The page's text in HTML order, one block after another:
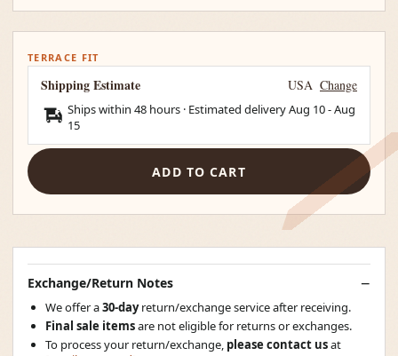
TERRACE FIT
Shipping Estimate USA Change
Ships within 48 hours · Estimated deliveryAug 10-Aug
15
ADD TO CART
Exchange/Return Notes
We offer a30-dayreturn/exchange service after receiving.
Final sale itemsare not eligible for returns or exchanges.
To process your return/exchange, please contact usat